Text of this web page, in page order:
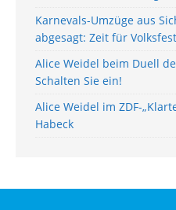
Karnevals-Umzüge aus
abgesagt: Zeit für
Alice Weidel beim Duell
Schalten Sie ein!
Alice Weidel im ZDF-
Habeck